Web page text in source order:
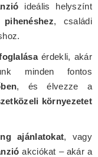
ideális helyszínt
, családi
érdekli, akár
minden fontos
, és élvezze a
környezetet
ajánlatokat, vagy
akciókat – akár a